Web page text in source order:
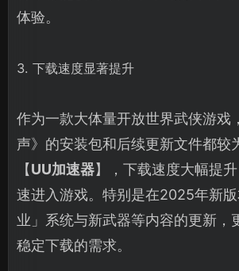
体验。
3. 下载速度显著提升
作为一款大体量开放世界武侠游戏
声》的安装包和后续更新文件都较
【UU加速器】，下载速度大幅提
速进入游戏。特别是在2025年新
业」系统与新武器等内容的更新，
稳定下载的需求。